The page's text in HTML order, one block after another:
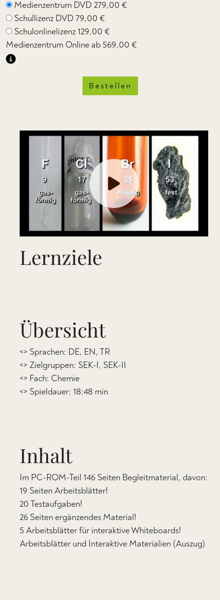
Medienzentrum DVD 279,00 €
Schullizenz DVD 79,00 €
Schulonlinelizenz129,00 €
Medienzentrum Online ab569,00 €
Bestellen
Lernziele
Übersicht
<> Sprachen: DE, EN, TR
<> Zielgruppen: SEK-I, SEK-II
<> Fach: Chemie
<> Spieldauer: 18:48 min
Inhalt
Im PC-ROM-Teil 146 Seiten Begleitmaterial, davon:
19 Seiten Arbeitsblätter!
20 Testaufgaben!
26 Seiten ergänzendes Material!
5 Arbeitsblätter für interaktive Whiteboards!
Arbeitsblätter und Interaktive Materialien (Auszug)